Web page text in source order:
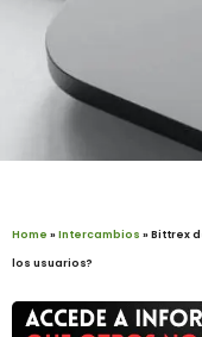
Home »Intercambios »Bittrex
los usuarios?